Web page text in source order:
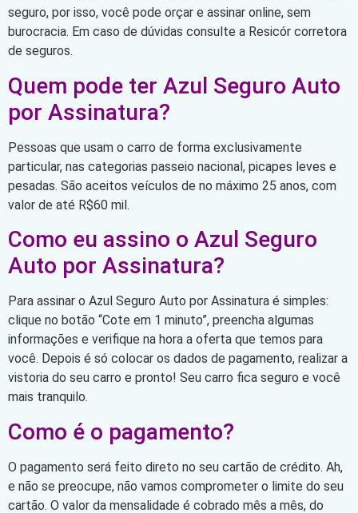
seguro, por isso, você pode orçar e assinar online, sem
burocracia. Em caso de dúvidas consulte a Resicór corretora
de seguros.
Quem pode ter Azul Seguro Auto
por Assinatura?
Pessoas que usam o carro de forma exclusivamente
particular, nas categorias passeio nacional, picapes leves e
pesadas. São aceitos veículos de no máximo 25 anos, com
valor de até R$60 mil.
Como eu assino o Azul Seguro
Auto por Assinatura?
Para assinar o Azul Seguro Auto por Assinatura é simples:
clique no botão “Cote em 1 minuto”, preencha algumas
informações e verifique na hora a oferta que temos para
você. Depois é só colocar os dados de pagamento, realizar a
vistoria do seu carro e pronto! Seu carro fica seguro e você
mais tranquilo.
Como é o pagamento?
O pagamento será feito direto no seu cartão de crédito. Ah,
e não se preocupe, não vamos comprometer o limite do seu
cartão. O valor da mensalidade é cobrado mês a mês, do